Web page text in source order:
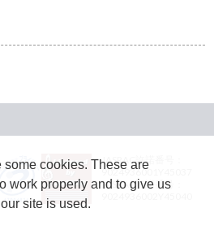
JASRAC許諾番号：
9024936001Y45037
JASRAC許諾番号：
cookies. These are
work properly and to give us
site is used.